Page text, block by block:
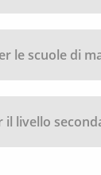
le scuole di
il livello